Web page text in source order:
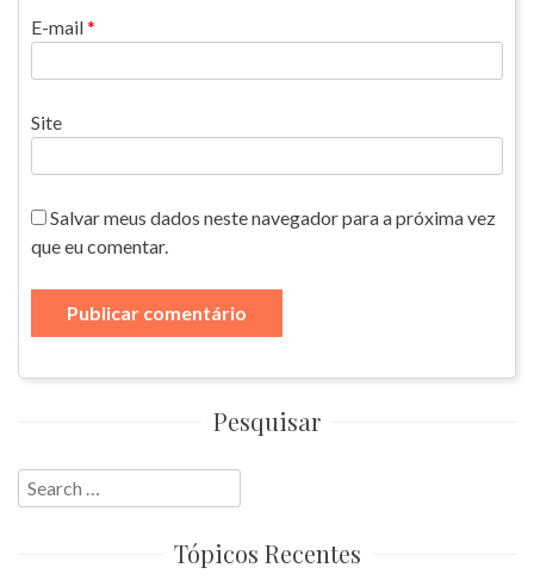
E-mail*
Site
Salvar meus dados neste navegador para a próxima vez
que eu comentar.
Pesquisar
Search
for:
Tópicos Recentes